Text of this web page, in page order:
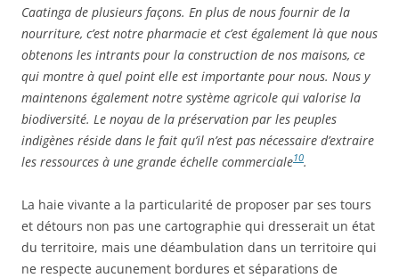
Caatinga de plusieurs façons. En plus de nous fournir de la
nourriture, c’est notre pharmacie et c’est également là que nous
obtenons les intrants pour la construction de nos maisons, ce
qui montre à quel point elle est importante pour nous. Nous y
maintenons également notre système agricole qui valorise la
biodiversité. Le noyau de la préservation par les peuples
indigènes réside dans le fait qu’il n’est pas nécessaire d’extraire
les ressources à une grande échelle commerciale10.
La haie vivante a la particularité de proposer par ses tours
et détours non pas une cartographie qui dresserait un état
du territoire, mais une déambulation dans un territoire qui
ne respecte aucunement bordures et séparations de